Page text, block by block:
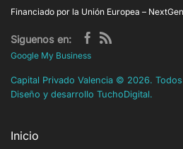
Financiado por la Unión Europea –
Siguenos en:
Google My Business
Capital Privado Valencia © 2026.
Diseño y desarrollo TuchoDigital.
Inicio